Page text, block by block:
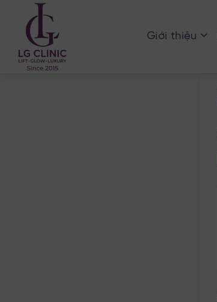
dung
Giới thiệu